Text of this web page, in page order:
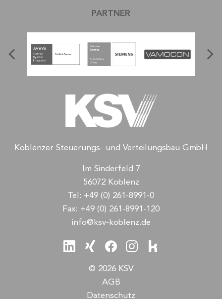
PARTNER
Koblenzer Steuerungs- und Verteilungsbau GmbH
Im Sinderfeld 7
56072 Koblenz
Tel: +49 (0) 261-8991-0
Fax: +49 (0) 261-8991-120
info@ksv-koblenz.de
© 2026 KSV
AGB
Datenschutz